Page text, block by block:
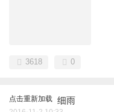
3618 0
点击重新加载 细雨